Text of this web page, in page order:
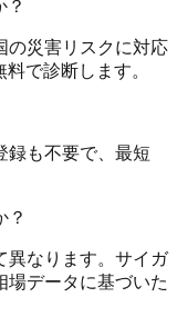
？
の災害リスクに対応
で診断します。
録も不要で、最短
？
異なります。サイガ
場データに基づいた